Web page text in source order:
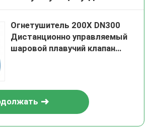
Огнетушитель 200X DN300
Дистанционно управляемый
шаровой плавучий клапан